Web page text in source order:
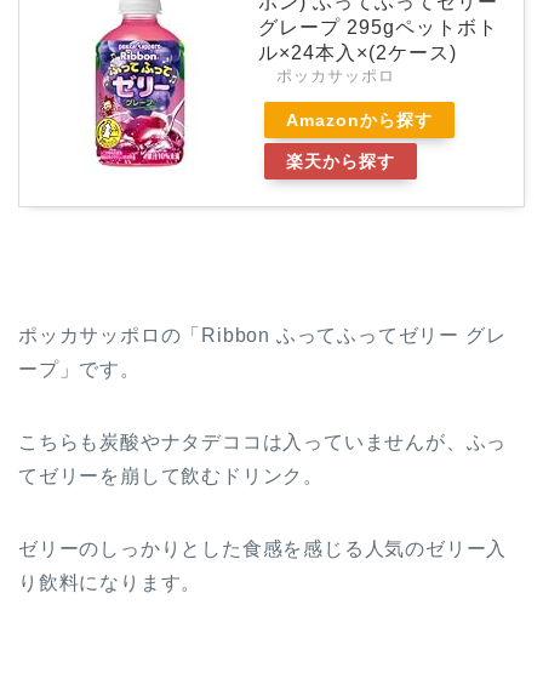
グレープ 295gペットボト
ル×24本入×(2ケース)
ポッカサッポロ
Amazonから探す
楽天から探す
ポッカサッポロの「Ribbon ふってふってゼリー グレ
ープ」です。
こちらも炭酸やナタデココは入っていませんが、ふっ
てゼリーを崩して飲むドリンク。
ゼリーのしっかりとした食感を感じる人気のゼリー入
り飲料になります。